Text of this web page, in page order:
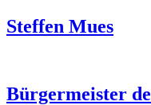
Steffen Mues
Bürgermeister